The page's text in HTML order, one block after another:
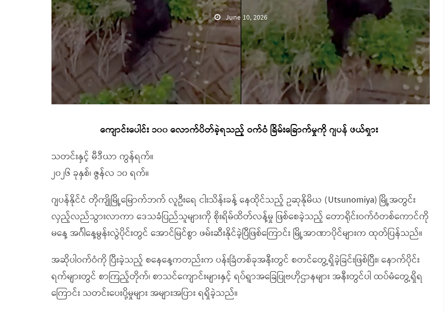
June 10, 2026
ကျောင်းပေါင်း ၁၀၀ လောက်ပိတ်ခဲ့ရသည့် ဝက်ဝံ ခြိမ်းခြောက်မှုကို ဂျပန် ဖယ်ရှား
သတင်းနှင့် မီဒီယာ ကွန်ရက်။
၂၀၂၆ ခုနှစ်၊ ဇွန်လ ၁၀ ရက်။
ဂျပန်နိုင်ငံ တိုကျိုမြို့မြောက်ဘက် လူဦးရေ ငါးသိန်းခန့် နေထိုင်သည့် ဥဆုနိုမိယ (Utsunomiya) မြို့အတွင်း
လှည့်လည်သွားလာကာ ဒေသခံပြည်သူများကို စိုးရိမ်ထိတ်လန့်မှု ဖြစ်စေခဲ့သည့် တောရိုင်းဝက်ဝံတစ်ကောင်ကို
မနေ့ အင်္ဂါနေ့မွန်းလွဲပိုင်းတွင် အောင်မြင်စွာ ဖမ်းဆီးနိုင်ခဲ့ပြီဖြစ်ကြောင်း မြို့အာဏာပိုင်များက ထုတ်ပြန်သည်။
အဆိုပါဝက်ဝံကို ပြီးခဲ့သည့် စနေနေ့ကတည်းက ပန်းခြံတစ်ခုအနီးတွင် စတင်တွေ့ရှိခဲ့ခြင်းဖြစ်ပြီး၊ နောက်ပိုင်း
ရက်များတွင် စာကြည့်တိုက်၊ စာသင်ကျောင်းများနှင့် ရပ်ရွာအခြေပြုဗဟိုဌာနများ အနီးတွင်ပါ ထပ်မံတွေ့ရှိရ
ကြောင်း သတင်းပေးပို့မှုများ အများအပြား ရရှိခဲ့သည်။